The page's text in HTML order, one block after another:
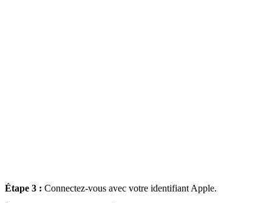
Étape 3 : Connectez-vous avec votre identifiant Apple.